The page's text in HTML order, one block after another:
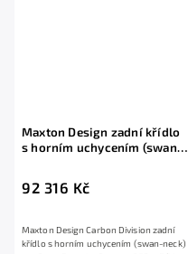
Maxton Design zadní křídlo
s horním uchycením (swan-
92 316 Kč
Maxton Design Carbon Division zadní
křídlo s horním uchycením (swan-neck)